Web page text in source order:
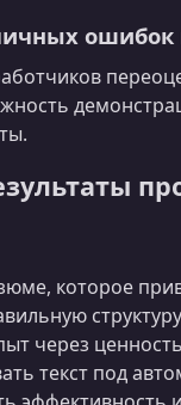
ошибок
которое
через
текст под